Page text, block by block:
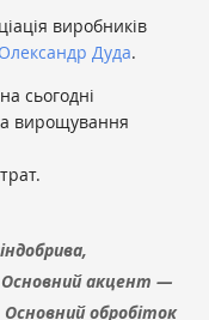
виробників
Олександр Дуда.
сьогодні
вирощування
Основний акцент —
Основний обробіток